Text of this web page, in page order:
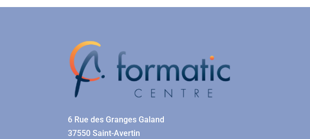
6 Rue des Granges Galand
37550 Saint-Avertin